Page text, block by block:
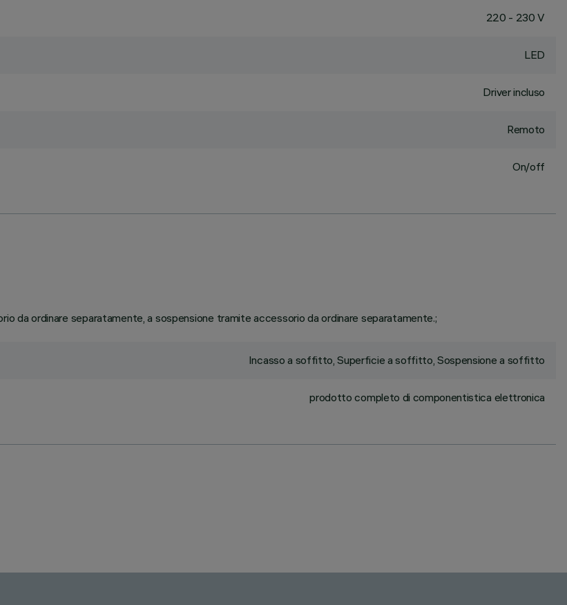
220 - 230 V
LED
Driver incluso
Remoto
On/off
da ordinare separatamente, a sospensione tramite accessorio da ordinare separatamente.;
Incasso a soffitto, Superficie a soffitto, Sospensione a soffitto
prodotto completo di componentistica elettronica